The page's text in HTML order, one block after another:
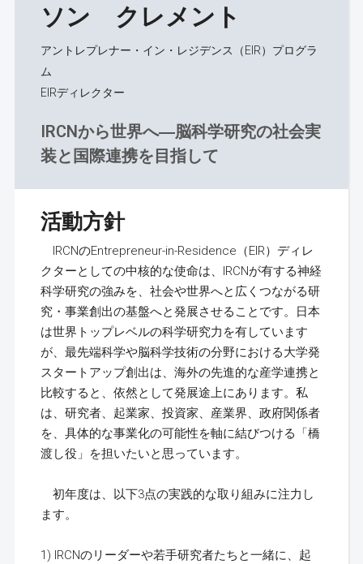
ソン クレメント
アントレプレナー・イン・レジデンス（EIR）プログラ
ム
EIRディレクター
IRCNから世界へ―脳科学研究の社会実
装と国際連携を目指して
活動方針
IRCNのEntrepreneur-in-Residence（EIR）ディレ
クターとしての中核的な使命は、IRCNが有する神経
科学研究の強みを、社会や世界へと広くつながる研
究・事業創出の基盤へと発展させることです。日本
は世界トップレベルの科学研究力を有しています
が、最先端科学や脳科学技術の分野における大学発
スタートアップ創出は、海外の先進的な産学連携と
比較すると、依然として発展途上にあります。私
は、研究者、起業家、投資家、産業界、政府関係者
を、具体的な事業化の可能性を軸に結びつける「橋
渡し役」を担いたいと思っています。
初年度は、以下3点の実践的な取り組みに注力し
ます。
1) IRCNのリーダーや若手研究者たちと一緒に、起